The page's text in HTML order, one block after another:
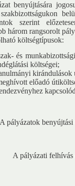
Testületek
benyújtására
szerint
három rangsorolt
költségtípusok:
és
költségei;
kirándulások
előadó
A pályázatok benyújtási
A pályázati felhívás